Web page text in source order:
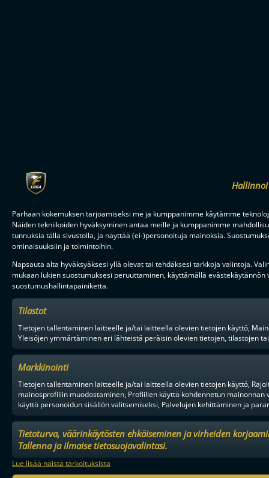
Hallinnoi
Parhaan kokemuksen tarjoamiseksi me ja kumppanimme käytämme
Näiden tekniikoiden hyväksyminen antaa meille ja kumppanimme
tunnuksia tällä sivustolla, ja näyttää (ei-)personoituja mainoksia.
ominaisuuksiin ja toimintoihin.
Napsauta alta hyväksyäksesi yllä olevat tai tehdäksesi tarkkoja valintoja.
mukaan lukien suostumuksesi peruuttaminen, käyttämällä
suostumushallintapainiketta.
Tilastot
Tietojen tallentaminen laitteelle ja/tai laitteella olevien tietojen käyttö,
Yleisöjen ymmärtäminen eri lähteistä peräisin olevien tietojen, tilastojen
Markkinointi
Tietojen tallentaminen laitteelle ja/tai laitteella olevien tietojen käyttö,
mainosprofiilin muodostaminen, Profiilien käyttö kohdennetun
käyttö personoidun sisällön valitsemiseksi, Palvelujen kehittäminen ja
Tietoturva, väärinkäytösten ehkäiseminen ja virheiden
Tallenna ja ilmaise tietosuojavalintasi.
Lue lisää näistä tarkoituksista